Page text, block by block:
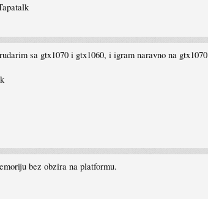
sa gtx1070 i gtx1060, i igram naravno na gtx1070
bez obzira na platformu.